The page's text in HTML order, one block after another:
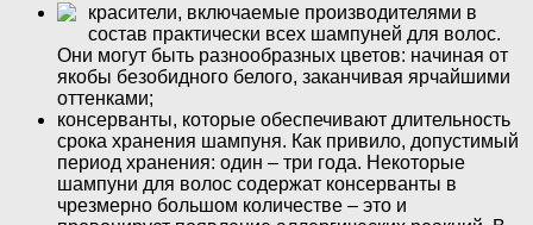
красители, включаемые производителями в
состав практически всех шампуней для волос.
Они могут быть разнообразных цветов: начиная от
якобы безобидного белого, заканчивая ярчайшими
оттенками;
консерванты, которые обеспечивают длительность
срока хранения шампуня. Как привило, допустимый
период хранения: один – три года. Некоторые
шампуни для волос содержат консерванты в
чрезмерно большом количестве – это и